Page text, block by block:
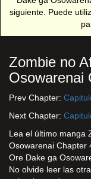
siguiente. Puede
Zombie no
Osowarenai
Prev Chapter:
Next Chapter:
Lea el último manga
Osowarenai Chapter
Ore Dake ga
No olvide leer las